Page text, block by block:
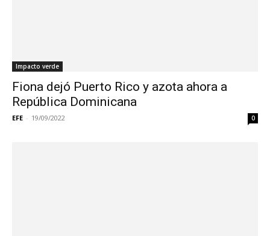
Impacto verde
Fiona dejó Puerto Rico y azota ahora a
República Dominicana
EFE - 19/09/2022 0